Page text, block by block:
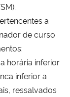
a
de curso
horária inferior
inferior a
ressalvados